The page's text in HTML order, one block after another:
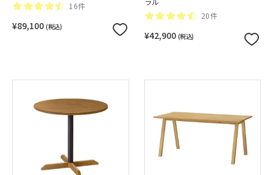
16件
¥89,100 (税込)
20件
¥42,900 (税込)